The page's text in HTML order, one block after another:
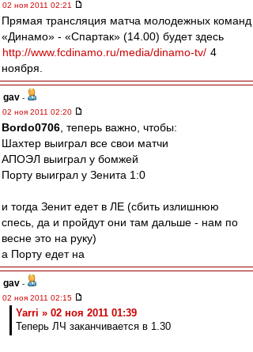
02 ноя 2011 02:21
Прямая трансляция матча молодежных команд
«Динамо» - «Спартак» (14.00) будет здесь
http://www.fcdinamo.ru/media/dinamo-tv/ 4
ноября.
gav -
02 ноя 2011 02:20
Bordo0706 , теперь важно, чтобы:
Шахтер выиграл все свои матчи
АПОЭЛ выиграл у бомжей
Порту выиграл у Зенита 1:0
и тогда Зенит едет в ЛЕ (сбить излишнюю
спесь, да и пройдут они там дальше - нам по
весне это на руку)
а Порту едет на
gav -
02 ноя 2011 02:15
Yarri » 02 ноя 2011 01:39
Теперь ЛЧ заканчивается в 1.30